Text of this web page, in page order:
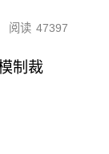
阅读 47397
制裁